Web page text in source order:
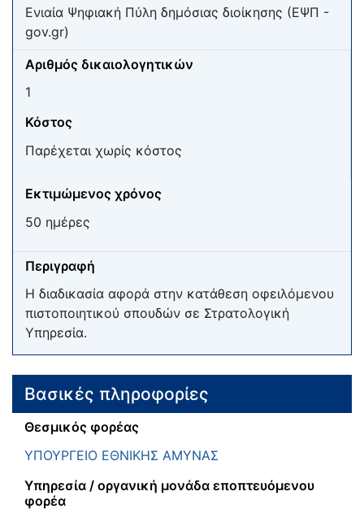
Ενιαία Ψηφιακή Πύλη δημόσιας διοίκησης (ΕΨΠ -
gov.gr)
Αριθμός δικαιολογητικών
1
Κόστος
Παρέχεται χωρίς κόστος
Εκτιμώμενος χρόνος
50 ημέρες
Περιγραφή
Η διαδικασία αφορά στην κατάθεση οφειλόμενου
πιστοποιητικού σπουδών σε Στρατολογική
Υπηρεσία.
Βασικές πληροφορίες
Θεσμικός φορέας
ΥΠΟΥΡΓΕΙΟ ΕΘΝΙΚΗΣ ΑΜΥΝΑΣ
Υπηρεσία / οργανική μονάδα εποπτευόμενου
φορέα